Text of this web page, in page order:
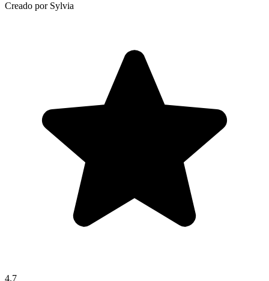
Creado por Sylvia
4.7